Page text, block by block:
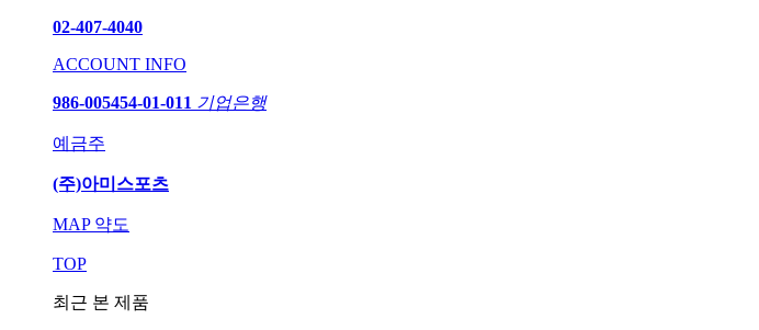
02-407-4040
ACCOUNT INFO
986-005454-01-011 기업은행
예금주
(주)아미스포츠
MAP약도
TOP
최근 본 제품